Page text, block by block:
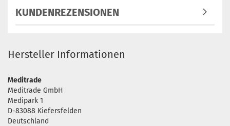
KUNDENREZENSIONEN
Hersteller Informationen
Meditrade
Meditrade GmbH
Medipark 1
D-83088 Kiefersfelden
Deutschland